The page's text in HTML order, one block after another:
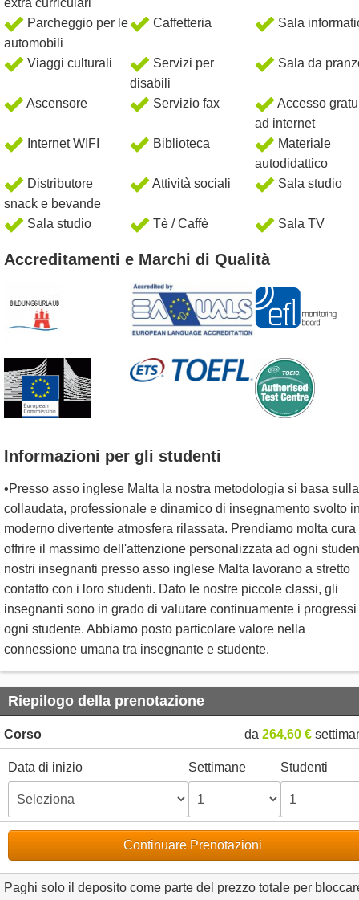
extra curriculari
Parcheggio per le
automobili
Caffetteria Sala
Viaggi culturali
Servizi per
disabili
Sala da
Ascensore Servizio fax
Accesso
ad internet
Internet WIFI
Biblioteca
Materiale
autodidattico
Distributore
snack e bevande
Attività sociali Sala studio
Sala studio Tè / Caffè Sala TV
Accreditamenti e Marchi di Qualità
Informazioni per gli studenti
•Presso asso inglese Malta la nostra metodologia si basa sulla
collaudata, professionale e dinamico di insegnamento svolto
moderno divertente atmosfera rilassata. Prendiamo molta cura
offrire il massimo dell'attenzione personalizzata ad ogni
nostri insegnanti presso asso inglese Malta lavorano a stretto
contatto con i loro studenti. Dato le nostre piccole classi, gli
insegnanti sono in grado di valutare continuamente i progressi
ogni studente. Abbiamo posto particolare valore nella
connessione umana tra insegnante e studente.
Riepilogo della prenotazione
Corso da 264,60 €
Data di inizio Settimane Studenti
Continuare Prenotazioni
Paghi solo il deposito come parte del prezzo totale per